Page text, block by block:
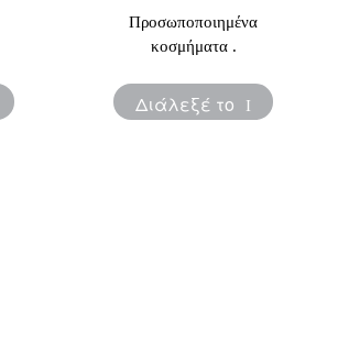
Προσωποποιημένα
κοσμήματα .
Διάλεξέ το